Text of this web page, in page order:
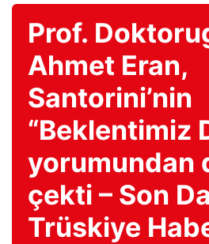
Prof.
Ahmet Eran,
Santorini’nin
“Beklentimiz
yorumundan
çekti – Son
Trüskiye